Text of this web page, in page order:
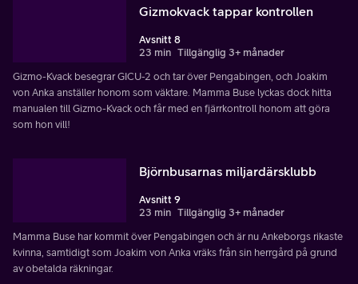
Gizmokvack tappar kontrollen
Avsnitt 8
23 min Tillgänglig 3+ månader
Gizmo-Kvack besegrar GICU-2 och tar över Pengabingen, och Joakim
von Anka anställer honom som väktare. Mamma Buse lyckas dock hitta
manualen till Gizmo-Kvack och får med en fjärrkontroll honom att göra
som hon vill!
Björnbusarnas miljardärsklubb
Avsnitt 9
23 min Tillgänglig 3+ månader
Mamma Buse har kommit över Pengabingen och är nu Ankeborgs rikaste
kvinna, samtidigt som Joakim von Anka vräks från sin herrgård på grund
av obetalda räkningar.